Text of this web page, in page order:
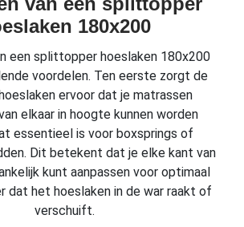
180x200
een splittopper hoeslaken 180x200
voordelen. Ten eerste zorgt de
ervoor dat je matrassen
elkaar in hoogte kunnen worden
essentieel is voor boxsprings of
Dit betekent dat je elke kant van
kunt aanpassen voor optimaal
dat het hoeslaken in de war raakt of
verschuift.